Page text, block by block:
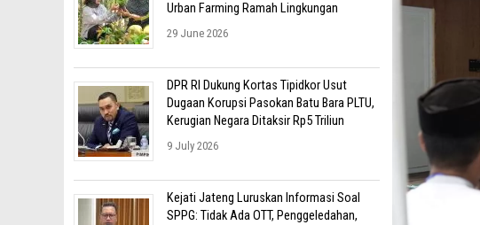
Urban Farming Ramah Lingkungan
29 June 2026
DPR RI Dukung Kortas Tipidkor Usut
Dugaan Korupsi Pasokan Batu Bara PLTU,
Kerugian Negara Ditaksir Rp5 Triliun
9 July 2026
Kejati Jateng Luruskan Informasi Soal
SPPG: Tidak Ada OTT, Penggeledahan,